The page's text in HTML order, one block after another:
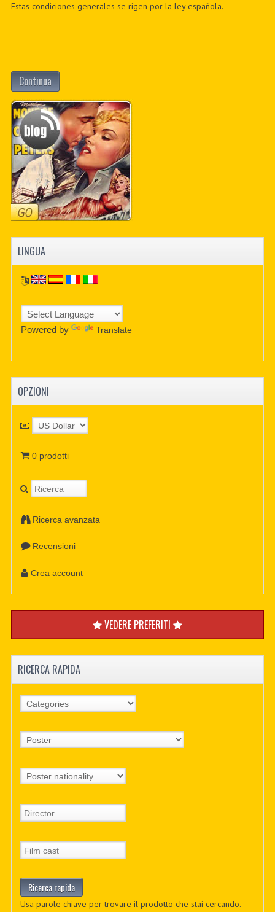
Estas condiciones generales se rigen por la ley española.
Continua
LINGUA
Powered by Translate
OPZIONI
0 prodotti
Ricerca avanzata
Recensioni
Crea account
VEDERE PREFERITI
RICERCA RAPIDA
Usa parole chiave per trovare il prodotto che stai cercando.